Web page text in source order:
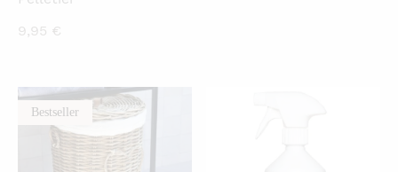
9,95 €
BestsellerKATSO PIKANÄKYMÄ